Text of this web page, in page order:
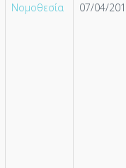
Νομοθεσία 07/04/